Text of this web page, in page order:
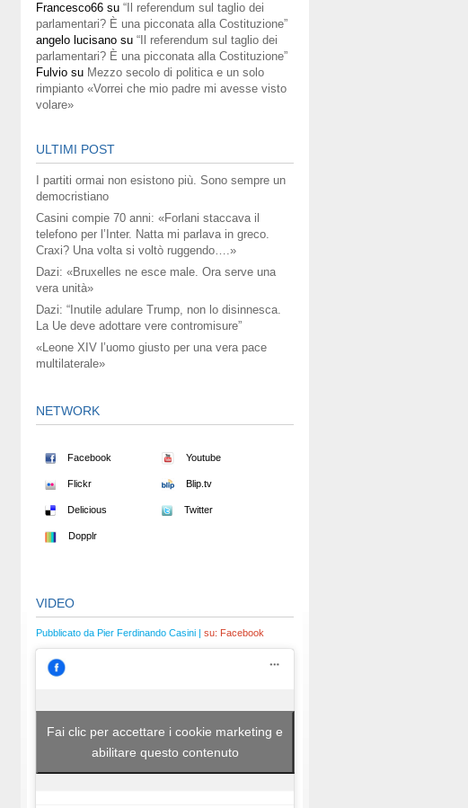
Francesco66 su “Il referendum sul taglio dei
parlamentari? È una picconata alla Costituzione”
angelo lucisano su “Il referendum sul taglio dei
parlamentari? È una picconata alla Costituzione”
Fulvio su Mezzo secolo di politica e un solo
rimpianto «Vorrei che mio padre mi avesse visto
volare»
ULTIMI POST
I partiti ormai non esistono più. Sono sempre un
democristiano
Casini compie 70 anni: «Forlani staccava il
telefono per l’Inter. Natta mi parlava in greco.
Craxi? Una volta si voltò ruggendo….»
Dazi: «Bruxelles ne esce male. Ora serve una
vera unità»
Dazi: “Inutile adulare Trump, non lo disinnesca.
La Ue deve adottare vere contromisure”
«Leone XIV l’uomo giusto per una vera pace
multilaterale»
NETWORK
Facebook Youtube
Flickr Blip.tv
Delicious Twitter
Dopplr
VIDEO
Pubblicato da Pier Ferdinando Casini | su: Facebook
Fai clic per accettare i cookie marketing e
abilitare questo contenuto